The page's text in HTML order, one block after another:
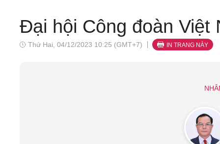
Đại hội Công đoàn Việt
Thứ Hai, 04/12/2023 10:25 (GMT+7) IN TRANG NÀY